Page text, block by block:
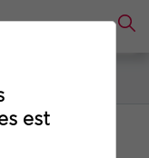
est